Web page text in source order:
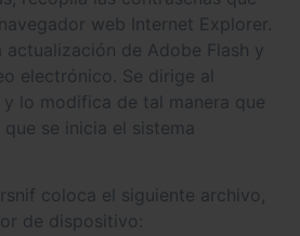
web Internet Explorer.
actualización de Adobe Flash y
electrónico. Se dirige al
lo modifica de tal manera que
se inicia el sistema
coloca el siguiente archivo,
de dispositivo: